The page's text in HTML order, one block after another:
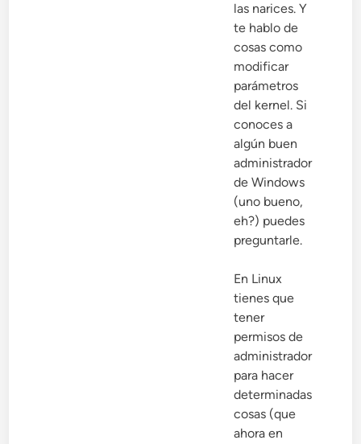
las narices. Y
te hablo de
cosas como
modificar
parámetros
del kernel. Si
conoces a
algún buen
administrador
de Windows
(uno bueno,
eh?) puedes
preguntarle.
En Linux
tienes que
tener
permisos de
administrador
para hacer
determinadas
cosas (que
ahora en